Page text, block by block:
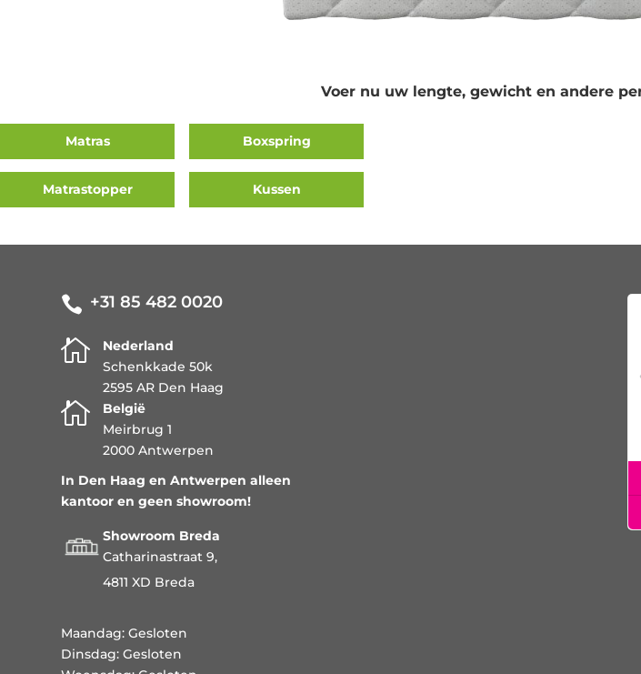
Voer nu uw lengte, gewicht en andere
Matras Boxspring
Matrastopper Kussen
 +31 85 482 0020

Nederland
Schenkkade 50k
2595 AR Den Haag

België
Meirbrug 1
2000 Antwerpen
In Den Haag en Antwerpen alleen
kantoor en geen showroom!
Showroom Breda
Catharinastraat 9,
4811 XD Breda
Maandag: Gesloten
Dinsdag: Gesloten